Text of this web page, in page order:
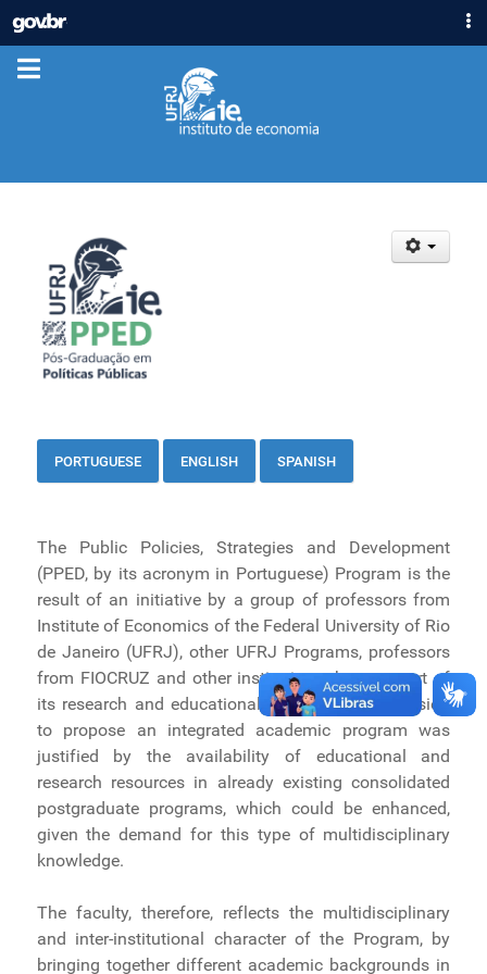
GOVBR
ACESSO À INFORMAÇÃO
Ministério da Justiça e Segurança Pública
Ministério da Defesa
Ministério das Relações Exteriores
Ministério da Economia
Ministério da Infraestrutura
Ministério da Cidadania
Ministério da Saúde
Ministério da Ciência, Tecnologia, Inovações e
Comunicações
Ministério do Meio Ambiente
Ministério do Turismo
Ministério do Desenvolvimento Regional
Controladoria-Geral da União
Ministério da Mulher, da Família e dos Direitos Humanos
Secretaria-Geral
Secretaria de Governo
Gabinete de Segurança Institucional
Advocacia-Geral da União
Banco Central do Brasil
PORTUGUESE ENGLISH SPANISH
The Public Policies, Strategies and Development
(PPED, by its acronym in Portuguese) Program is the
result of an initiative by a group of professors from
Institute of Economics of the Federal University of Rio
de Janeiro (UFRJ), other UFRJ Programs, professors
from FIOCRUZ and other institutions that are part of
its research and educational networks. The decision
to propose an integrated academic program was
justified by the availability of educational and
research resources in already existing consolidated
postgraduate programs, which could be enhanced,
given the demand for this type of multidisciplinary
knowledge.
The faculty, therefore, reflects the multidisciplinary
and inter-institutional character of the Program, by
bringing together different academic backgrounds in